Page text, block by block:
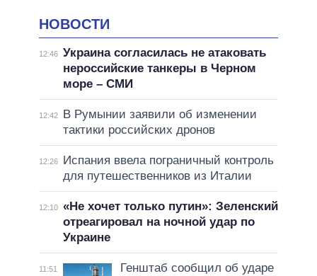
НОВОСТИ
12:46 Украина согласилась не атаковать
нероссийские танкеры в Черном
море – СМИ
12:42
В Румынии заявили об изменении
тактики российских дронов
12:26
Испания ввела пограничный контроль
для путешественников из Италии
12:10 «Не хочет только путин»: Зеленский
отреагировал на ночной удар по
Украине
11:51
Генштаб сообщил об ударе